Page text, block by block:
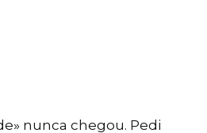
nunca chegou. Pedi